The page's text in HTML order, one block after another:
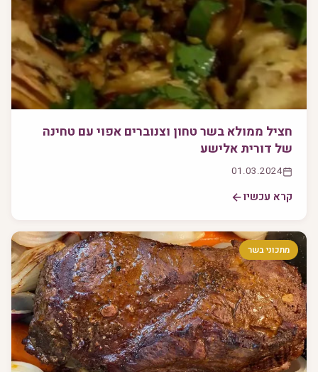
חציל ממולא בשר טחון וצנוברים אפוי עם טחינה
של דורית אלישע
01.03.2024
קרא עכשיו
מתכוני בשר